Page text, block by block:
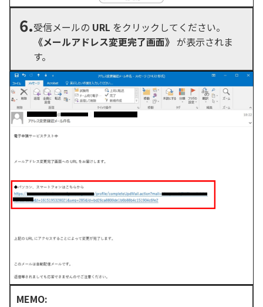
6.受信メールの URL をクリックしてください。
《メールアドレス変更完了画面》 が表示されま
す。
MEMO: